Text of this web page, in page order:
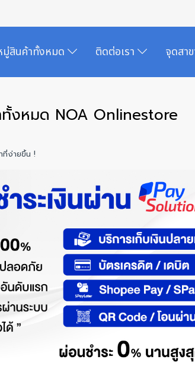
มู่สินค้าทั้งหมด ติดต่อเรา จุดสา
งหมด NOA Onlinestore
ง่ายขึ้น !